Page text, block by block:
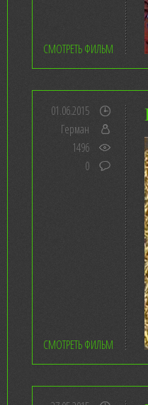
СМОТРЕТЬ ФИЛЬМ
01.06.2015
Герман
1496
0
СМОТРЕТЬ ФИЛЬМ